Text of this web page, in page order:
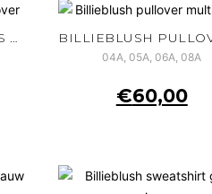
BILLIEBLUSH HARTJES PULLOVER
04A, 05A, 06A, 08A
€60,00